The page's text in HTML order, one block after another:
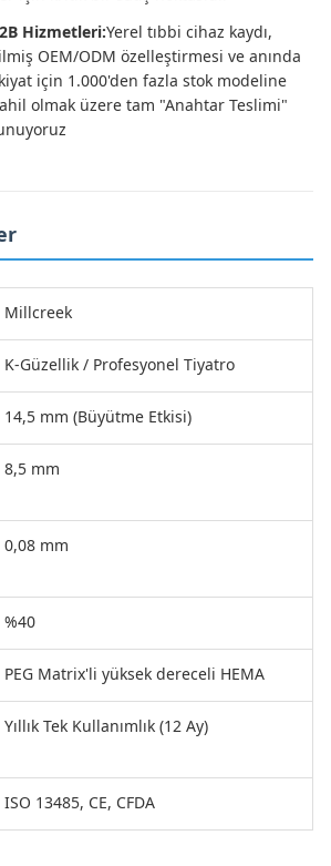
Hizmetleri:Yerel tıbbi cihaz kaydı,
OEM/ODM özelleştirmesi ve anında
için 1.000'den fazla stok modeline
olmak üzere tam "Anahtar Teslimi"
Millcreek
K-Güzellik / Profesyonel Tiyatro
14,5 mm (Büyütme Etkisi)
8,5 mm
0,08 mm
%40
PEG Matrix'li yüksek dereceli HEMA
Yıllık Tek Kullanımlık (12 Ay)
ISO 13485, CE, CFDA